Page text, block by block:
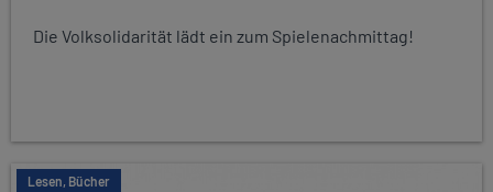
Die Volksolidarität lädt ein zum Spielenachmittag!
Lesen, Bücher